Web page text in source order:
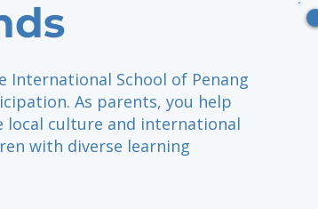
International School of Penang
As parents, you help
local culture and international
with diverse learning